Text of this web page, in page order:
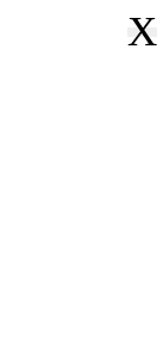
X